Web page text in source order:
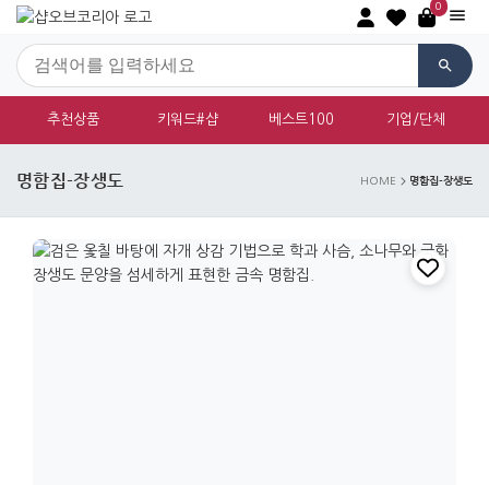
0
추천상품 키워드#샵 베스트100 기업/단체
명함집-장생도 HOME 명함집-장생도